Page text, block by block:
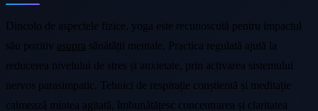
Dincolo de aspectele fizice, yoga este recunoscută pentru impactul
său pozitiv asupra sănătății mentale. Practica regulată ajută la
reducerea nivelului de stres și anxietate, prin activarea sistemului
nervos parasimpatic. Tehnici de respirație conștientă și meditație
calmează mintea agitată, îmbunătățesc concentrarea și claritatea